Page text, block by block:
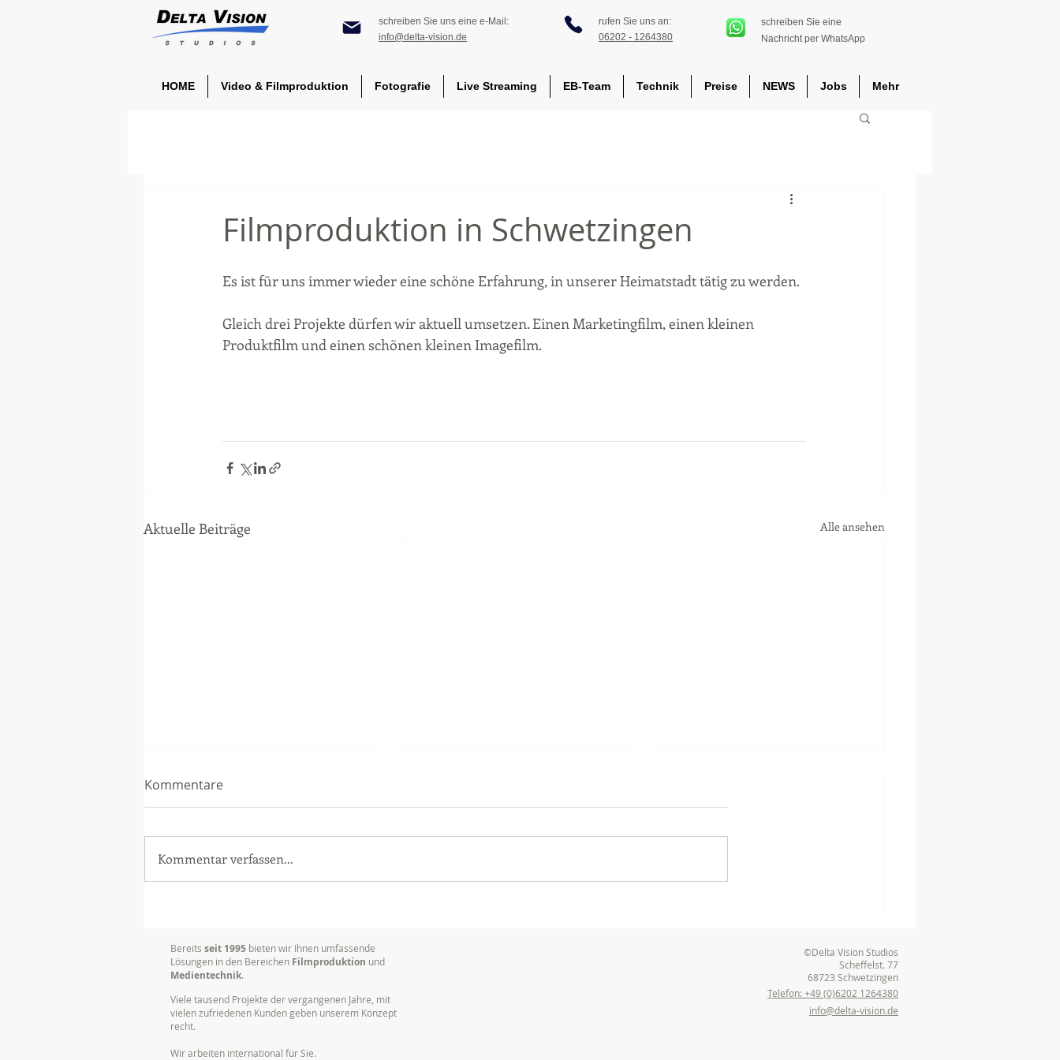
schreiben Sie uns eine e-Mail:
info@delta-vision.de
rufen Sie uns an:
06202 - 1264380
schreiben Sie eine
Nachricht per WhatsApp
HOME Video & Filmproduktion Fotografie Live Streaming EB-Team Technik Preise NEWS Jobs Mehr
Filmproduktion in Schwetzingen
Es ist für uns immer wieder eine schöne Erfahrung, in unserer Heimatstadt tätig zu werden.
Gleich drei Projekte dürfen wir aktuell umsetzen. Einen Marketingfilm, einen kleinen
Produktfilm und einen schönen kleinen Imagefilm.
Aktuelle Beiträge Alle ansehen
durch bewegte Bilder
Von der Idee zum Film
Kommentare
Kommentar verfassen...
Bereits seit 1995 bieten wir Ihnen umfassende
Lösungen in den Bereichen Filmproduktion und
Medientechnik.
Viele tausend Projekte der vergangenen Jahre, mit
vielen zufriedenen Kunden geben unserem Konzept
recht.
Wir arbeiten international für Sie.
©Delta Vision Studios
Scheffelst. 77
68723 Schwetzingen
Telefon: +49 (0)6202 1264380
info@delta-vision.de